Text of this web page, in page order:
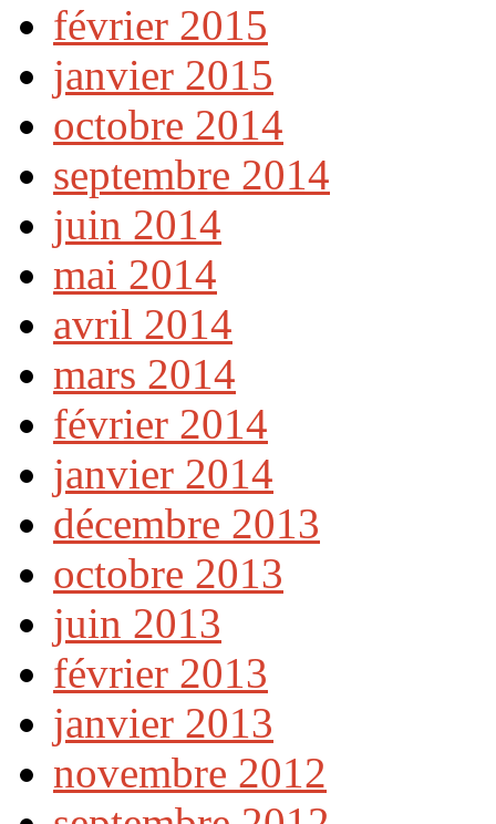
février 2015
janvier 2015
octobre 2014
septembre 2014
juin 2014
mai 2014
avril 2014
mars 2014
février 2014
janvier 2014
décembre 2013
octobre 2013
juin 2013
février 2013
janvier 2013
novembre 2012